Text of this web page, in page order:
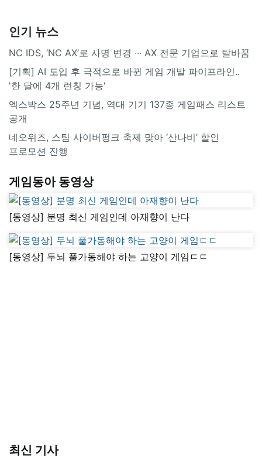
인기 뉴스
NC IDS, ‘NC AX’로 사명 변경 ∙∙∙ AX 전문 기업으로 탈바꿈
[기획] AI 도입 후 극적으로 바뀐 게임 개발 파이프라인..
'한 달에 4개 런칭 가능'
엑스박스 25주년 기념, 역대 기기 137종 게임패스 리스트
공개
네오위즈, 스팀 사이버펑크 축제 맞아 ‘산나비’ 할인
프로모션 진행
게임동아 동영상
[동영상] 분명 최신 게임인데 아재향이 난다
[동영상] 두뇌 풀가동해야 하는 고양이 게임ㄷㄷ
최신 기사